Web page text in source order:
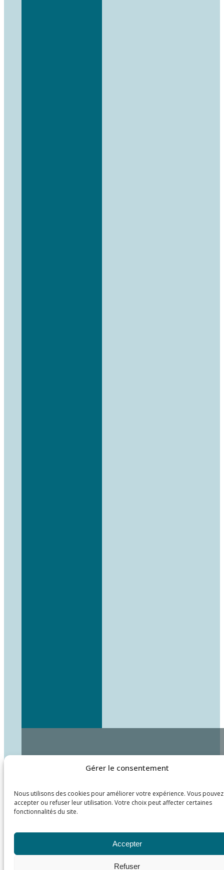
Gérer le consentement
Nous utilisons des cookies pour améliorer votre expérience. Vous pouvez
accepter ou refuser leur utilisation. Votre choix peut affecter certaines
fonctionnalités du site.
Accepter
Refuser